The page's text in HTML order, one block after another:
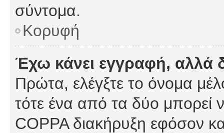
σύντομα.
Κορυφή
Έχω κάνει εγγραφή,
Πρώτα, ελέγξτε το όνομα
τότε ένα από τα δύο μπορεί
COPPA διακήρυξη εφόσον